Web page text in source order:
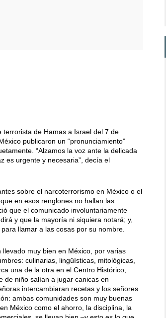
de Hamas a Israel del 7 de
publicaron un “pronunciamiento”
“Alzamos la voz ante la delicada
es urgente y necesaria”, decía el
sobre el narcoterrorismo en México o el
en esos renglones no hallan las
que el comunicado involuntariamente
y que la mayoría ni siquiera notará; y,
llamar a las cosas por su nombre.
muy bien en México, por varias
culinarias, lingüísticas, mitológicas,
una de la otra en el Centro Histórico,
de niño salían a jugar canicas en
intercambiaran recetas y los señores
ambas comunidades son muy buenas
México como el ahorro, la disciplina, la